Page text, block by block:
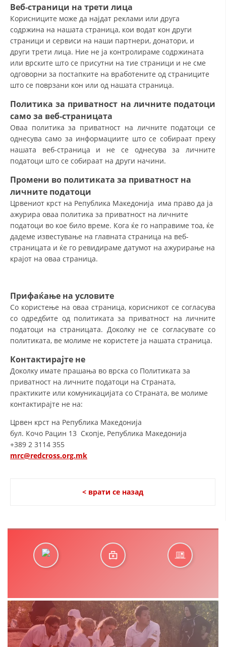
Веб-страници на трети лица
Корисниците може да најдат реклами или друга
содржина на нашата страница, кои водат кон други
страници и сервиси на наши партнери, донатори, и
други трети лица. Ние не ја контролираме содржината
или врските што се присутни на тие страници и не сме
одговорни за постапките на вработените од страниците
што се поврзани кон или од нашата страница.
Политика за приватност на личните податоци
само за веб-страницата
Оваа политика за приватност на личните податоци се
однесува само за информациите што се собираат преку
нашата веб-страница и не се однесува за личните
податоци што се собираат на други начини.
Промени во политиката за приватност на
личните податоци
Црвениот крст на Република Македонија има право да ја
ажурира оваа политика за приватност на личните
податоци во кое било време. Кога ќе го направиме тоа, ќе
дадеме известување на главната страница на веб-
страницата и ќе го ревидираме датумот на ажурирање на
крајот на оваа страница.
Прифаќање на условите
Со користење на оваа страница, корисникот се согласува
со одредбите од политиката за приватност на личните
податоци на страницата. Доколку не се согласувате со
политиката, ве молиме не користете ја нашата страница.
Контактирајте не
Доколку имате прашања во врска со Политиката за
приватност на личните податоци на Страната,
практиките или комуникацијата со Страната, ве молиме
контактирајте не на:
Црвен крст на Република Македонија
бул. Кочо Рацин 13 Скопје, Република Македонија
+389 2 3114 355
mrc@redcross.org.mk
< врати се назад